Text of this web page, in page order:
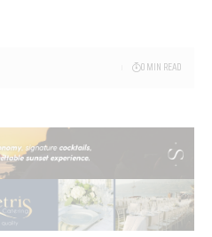
0 MIN READ